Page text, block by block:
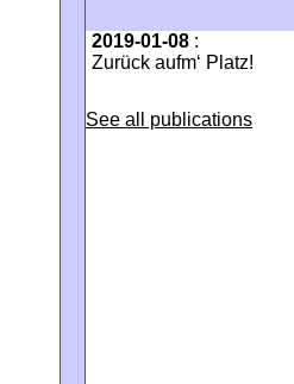
2019-01-08 :
Zurück aufm‘ Platz!
See all publications